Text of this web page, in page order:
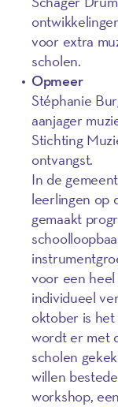
voor extra
scholen.
Opmeer
Stéphanie
aanjager
Stichting
ontvangst.
In de
leerlingen op
gemaakt
voor een
individueel
oktober is
wordt er met
scholen
willen
workshop,